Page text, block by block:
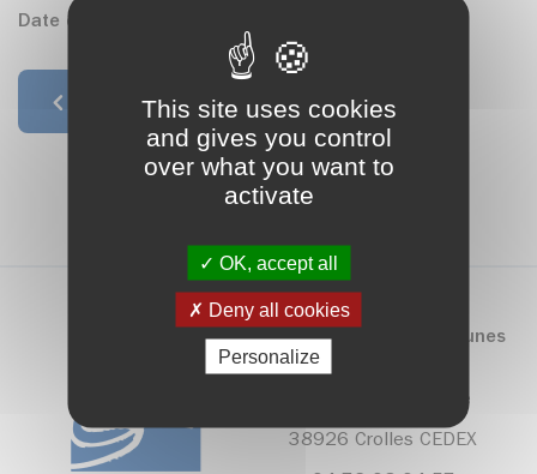
This site uses cookies
and gives you control
over what you want to
activate
OK, accept all
Deny all cookies
Personalize
Date de création :
Retour à la liste
Communauté de communes
Le Grésivaudan
390, rue Henri Fabre
38926 Crolles CEDEX